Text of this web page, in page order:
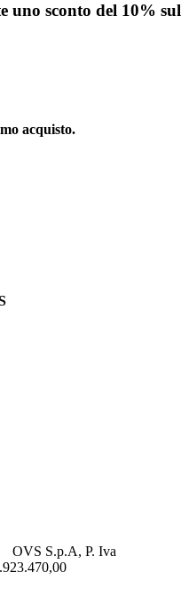
uno sconto del 10% sul
acquisto.
S.p.A, P. Iva